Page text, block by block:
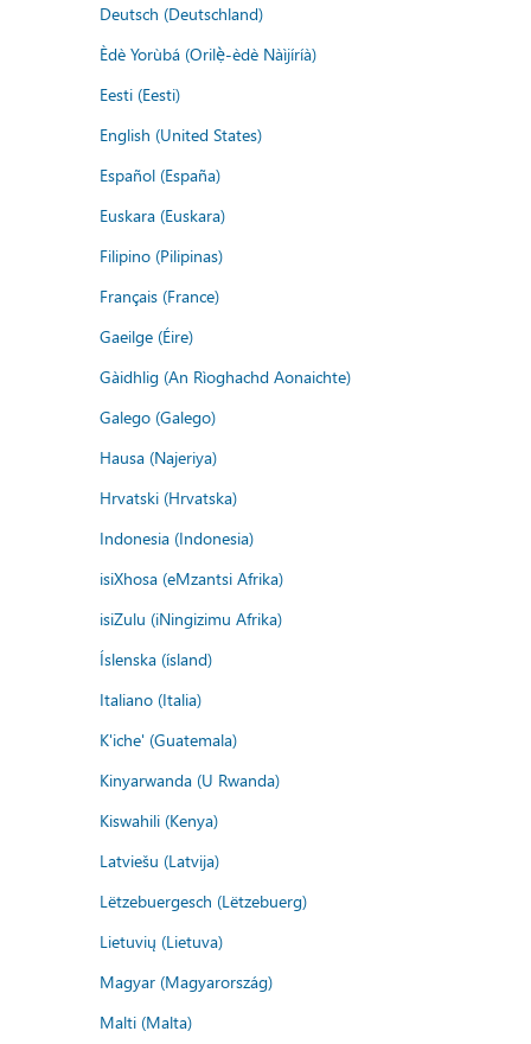
Deutsch (Deutschland)
Èdè Yorùbá (Orilẹ̀-èdè Nàìjíríà)
Eesti (Eesti)
English (United States)
Español (España)
Euskara (Euskara)
Filipino (Pilipinas)
Français (France)
Gaeilge (Éire)
Gàidhlig (An Rìoghachd Aonaichte)
Galego (Galego)
Hausa (Najeriya)
Hrvatski (Hrvatska)
Indonesia (Indonesia)
isiXhosa (eMzantsi Afrika)
isiZulu (iNingizimu Afrika)
Íslenska (ísland)
Italiano (Italia)
K'iche' (Guatemala)
Kinyarwanda (U Rwanda)
Kiswahili (Kenya)
Latviešu (Latvija)
Lëtzebuergesch (Lëtzebuerg)
Lietuvių (Lietuva)
Magyar (Magyarország)
Malti (Malta)